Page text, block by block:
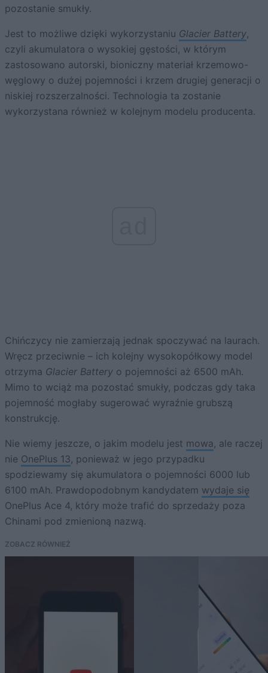
pozostanie smukły.
Jest to możliwe dzięki wykorzystaniu Glacier Battery,
czyli akumulatora o wysokiej gęstości, w którym
zastosowano autorski, bioniczny materiał krzemowo-
węglowy o dużej pojemności i krzem drugiej generacji o
niskiej rozszerzalności. Technologia ta zostanie
wykorzystana również w kolejnym modelu producenta.
Chińczycy nie zamierzają jednak spoczywać na laurach.
Wręcz przeciwnie – ich kolejny wysokopółkowy model
otrzyma Glacier Battery o pojemności aż 6500 mAh.
Mimo to wciąż ma pozostać smukły, podczas gdy taka
pojemność mogłaby sugerować wyraźnie grubszą
konstrukcję.
Nie wiemy jeszcze, o jakim modelu jest mowa, ale raczej
nie OnePlus 13, ponieważ w jego przypadku
spodziewamy się akumulatora o pojemności 6000 lub
6100 mAh. Prawdopodobnym kandydatem wydaje się
OnePlus Ace 4, który może trafić do sprzedaży poza
Chinami pod zmienioną nazwą.
ZOBACZ RÓWNIEŻ